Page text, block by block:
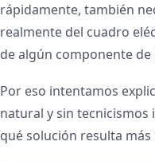
rápidamente, también
realmente del cuadro
de algún componente de
Por eso intentamos
natural y sin
qué solución resulta más